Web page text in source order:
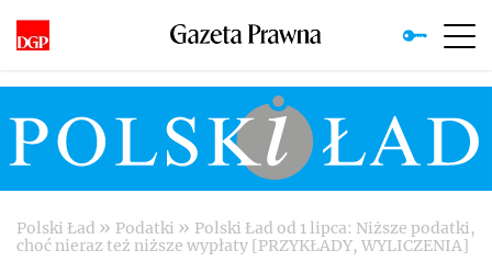
Polski Ład » Podatki » Polski Ład od 1 lipca: Niższe podatki,
choć nieraz też niższe wypłaty [PRZYKŁADY, WYLICZENIA]